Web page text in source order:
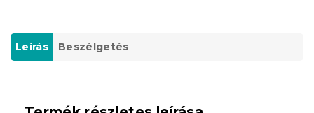
Leírás Beszélgetés